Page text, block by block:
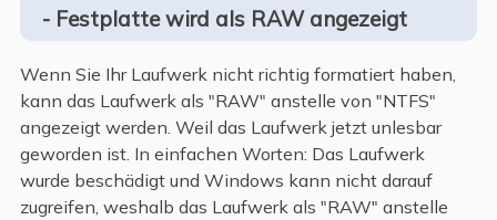
- Festplatte wird als RAW angezeigt
Wenn Sie Ihr Laufwerk nicht richtig formatiert haben,
kann das Laufwerk als "RAW" anstelle von "NTFS"
angezeigt werden. Weil das Laufwerk jetzt unlesbar
geworden ist. In einfachen Worten: Das Laufwerk
wurde beschädigt und Windows kann nicht darauf
zugreifen, weshalb das Laufwerk als "RAW" anstelle